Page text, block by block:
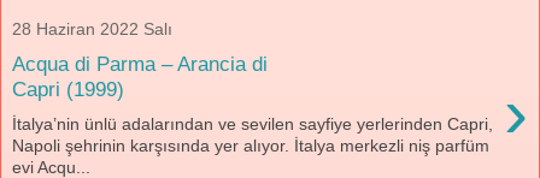
28 Haziran 2022 Salı
Acqua di Parma – Arancia di
Capri (1999)
›
İtalya’nin ünlü adalarından ve sevilen sayfiye yerlerinden Capri,
Napoli şehrinin karşısında yer alıyor. İtalya merkezli niş parfüm
evi Acqu...